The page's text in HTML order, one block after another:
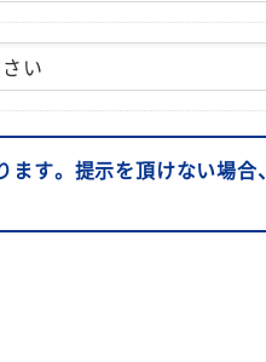
す。提示を頂けない場